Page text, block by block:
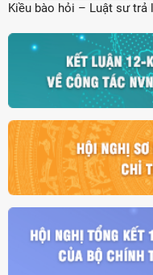
Kiều bào hỏi – Luật sư trả